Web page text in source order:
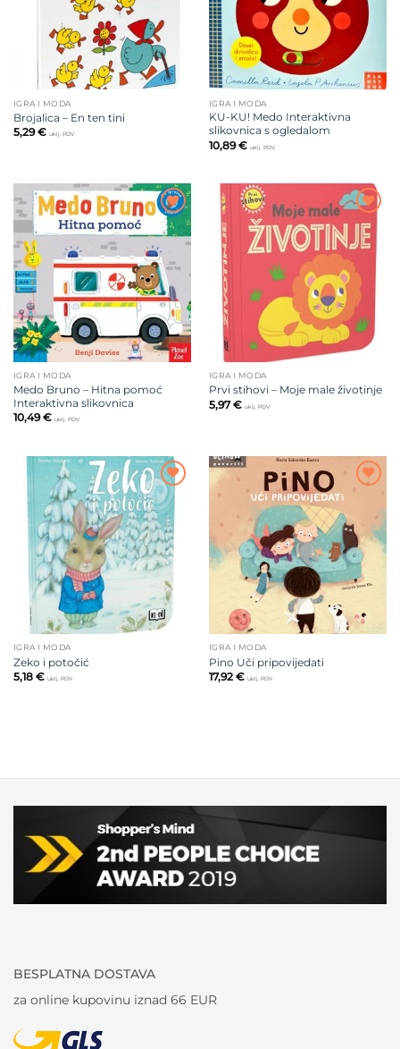
IGRA I MODA
Brojalica – En ten tini
5,29€ uklj. PDV
IGRA I MODA
KU-KU! Medo Interaktivna
slikovnica s ogledalom
10,89€ uklj. PDV
Dodajte
na listu
želja
IGRA I MODA
Medo Bruno – Hitna pomoć
Interaktivna slikovnica
10,49€ uklj. PDV
Dodajte
na listu
želja
IGRA I MODA
Prvi stihovi – Moje male životinje
5,97€ uklj. PDV
Dodajte
na listu
želja
IGRA I MODA
Zeko i potočić
5,18 € uklj. PDV
Dodajte
IGRA I MODA
Pino Uči pripovijedati
17,92 € uklj. PDV
BESPLATNA DOSTAVA
za online kupovinu iznad 66 EUR